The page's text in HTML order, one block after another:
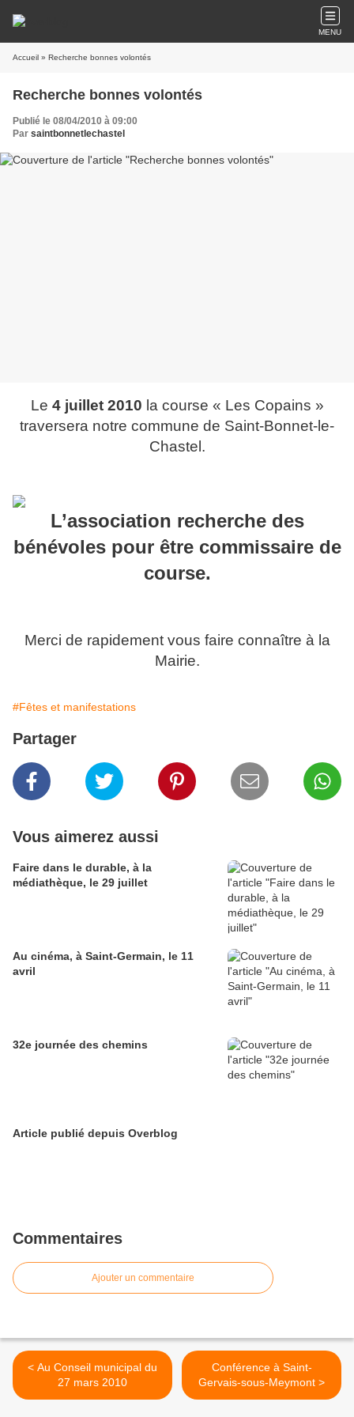
MENU
Accueil » Recherche bonnes volontés
Recherche bonnes volontés
Publié le 08/04/2010 à 09:00
Par saintbonnetlechastel
Le 4 juillet 2010 la course « Les Copains »
traversera notre commune de Saint-Bonnet-le-
Chastel.
L’association recherche des
bénévoles pour être commissaire de
course.
Merci de rapidement vous faire connaître à la
Mairie.
#Fêtes et manifestations
Partager
Vous aimerez aussi
Faire dans le durable, à la
médiathèque, le 29 juillet
Au cinéma, à Saint-Germain, le 11
avril
32e journée des chemins
Article publié depuis Overblog
Commentaires
Ajouter un commentaire
< Au Conseil municipal du
27 mars 2010
Conférence à Saint-
Gervais-sous-Meymont >